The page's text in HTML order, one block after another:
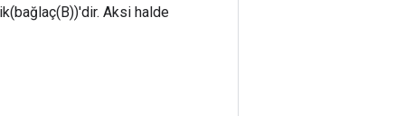
Aksi halde